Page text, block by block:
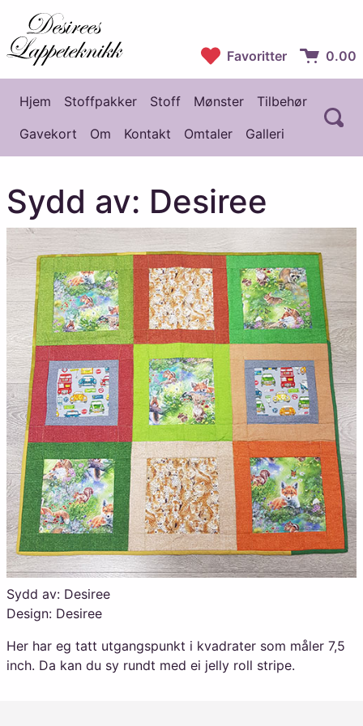
Desirees Lappeteknikk
Favoritter 0.00
Hovedmeny
Hjem Stoffpakker Stoff Mønster
Tilbehør
Gavekort
Om Kontakt Omtaler Galleri
Sydd av: Desiree
Sydd av: Desiree
Design: Desiree
Her har eg tatt utgangspunkt i kvadrater som måler 7,5
inch. Da kan du sy rundt med ei jelly roll stripe.